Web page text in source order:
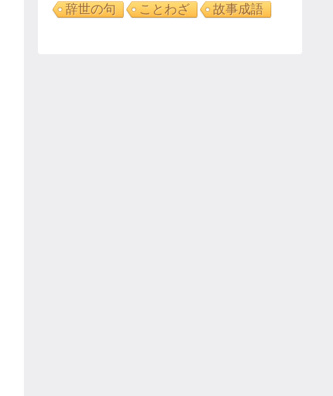
辞世の句
ことわざ 故事成語